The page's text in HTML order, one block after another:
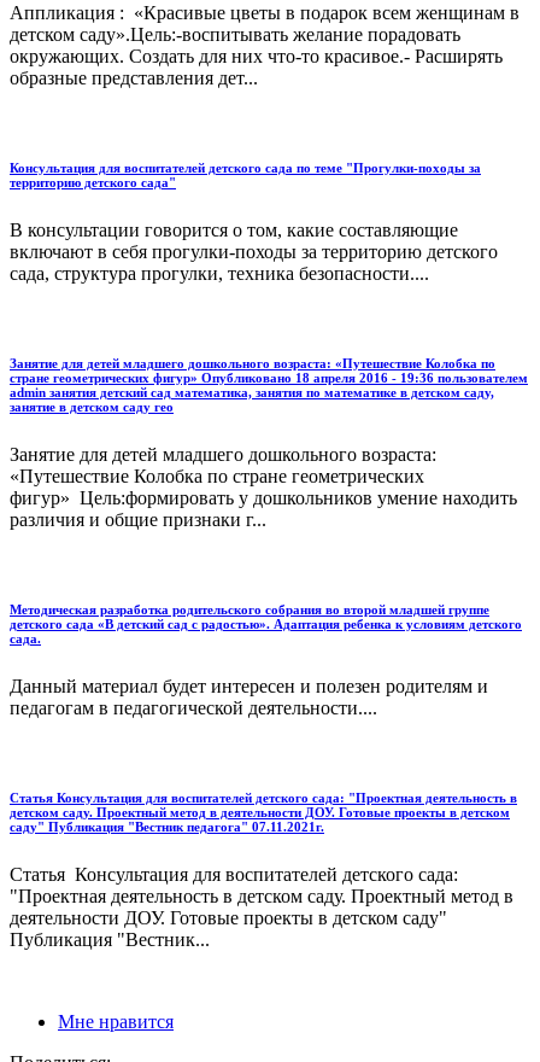
Аппликация : «Красивые цветы в подарок всем женщинам в
детском саду».Цель:-воспитывать желание порадовать
окружающих. Создать для них что-то красивое.- Расширять
образные представления дет...
Консультация для воспитателей детского сада по теме "Прогулки-походы за
территорию детского сада"
В консультации говорится о том, какие составляющие
включают в себя прогулки-походы за территорию детского
сада, структура прогулки, техника безопасности....
Занятие для детей младшего дошкольного возраста: «Путешествие Колобка по
стране геометрических фигур» Опубликовано 18 апреля 2016 - 19:36 пользователем
admin занятия детский сад математика, занятия по математике в детском саду,
занятие в детском саду гео
Занятие для детей младшего дошкольного возраста:
«Путешествие Колобка по стране геометрических
фигур» Цель:формировать у дошкольников умение находить
различия и общие признаки г...
Методическая разработка родительского собрания во второй младшей группе
детского сада «В детский сад с радостью». Адаптация ребенка к условиям детского
сада.
Данный материал будет интересен и полезен родителям и
педагогам в педагогической деятельности....
Статья Консультация для воспитателей детского сада: "Проектная деятельность в
детском саду. Проектный метод в деятельности ДОУ. Готовые проекты в детском
саду" Публикация "Вестник педагога" 07.11.2021г.
Статья Консультация для воспитателей детского сада:
"Проектная деятельность в детском саду. Проектный метод в
деятельности ДОУ. Готовые проекты в детском саду"
Публикация "Вестник...
Мне нравится